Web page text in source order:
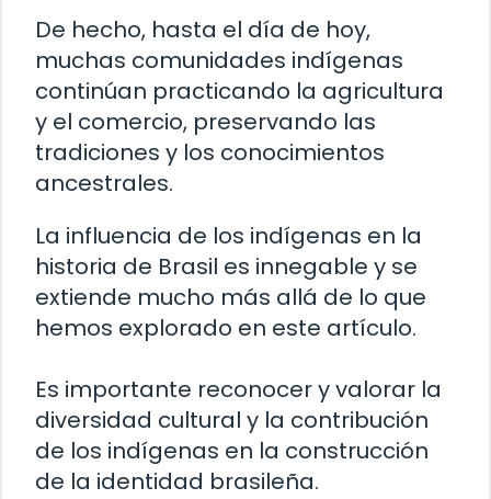
De hecho, hasta el día de hoy,
muchas comunidades indígenas
continúan practicando la agricultura
y el comercio, preservando las
tradiciones y los conocimientos
ancestrales.
La influencia de los indígenas en la
historia de Brasil es innegable y se
extiende mucho más allá de lo que
hemos explorado en este artículo.
Es importante reconocer y valorar la
diversidad cultural y la contribución
de los indígenas en la construcción
de la identidad brasileña.